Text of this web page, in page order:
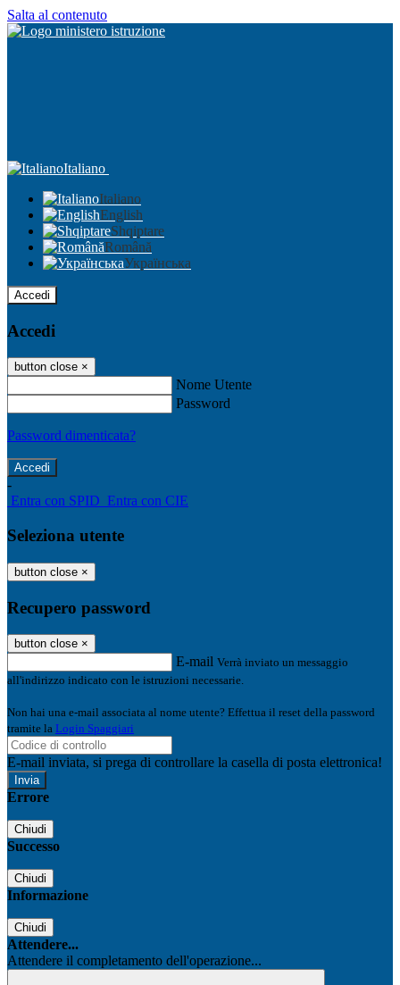
Salta al contenuto
Italiano
Italiano
English
Shqiptare
Română
Українська
Accedi
Accedi
button close ×
Nome Utente
Password
Password dimenticata?
-
Entra con SPID Entra con CIE
Seleziona utente
button close ×
Recupero password
button close ×
E-mail Verrà inviato un messaggio
all'indirizzo indicato con le istruzioni necessarie.
Non hai una e-mail associata al nome utente? Effettua il reset della password
tramite la Login Spaggiari
E-mail inviata, si prega di controllare la casella di posta elettronica!
Errore
Chiudi
Successo
Chiudi
Informazione
Chiudi
Attendere...
Attendere il completamento dell'operazione...